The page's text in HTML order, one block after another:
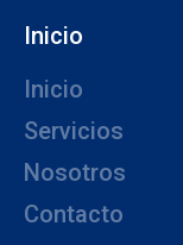
Inicio
Inicio
Servicios
Nosotros
Contacto